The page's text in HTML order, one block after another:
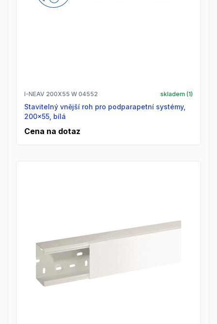
I-NEAV 200X55 W 04552 skladem (1)
Stavitelný vnější roh pro podparapetní systémy,
200x55, bílá
Cena na dotaz